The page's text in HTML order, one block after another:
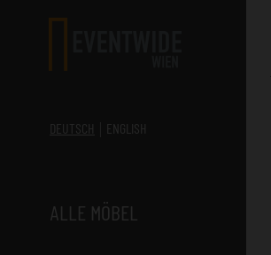
DEUTSCH ENGLISH
ALLE MÖBEL